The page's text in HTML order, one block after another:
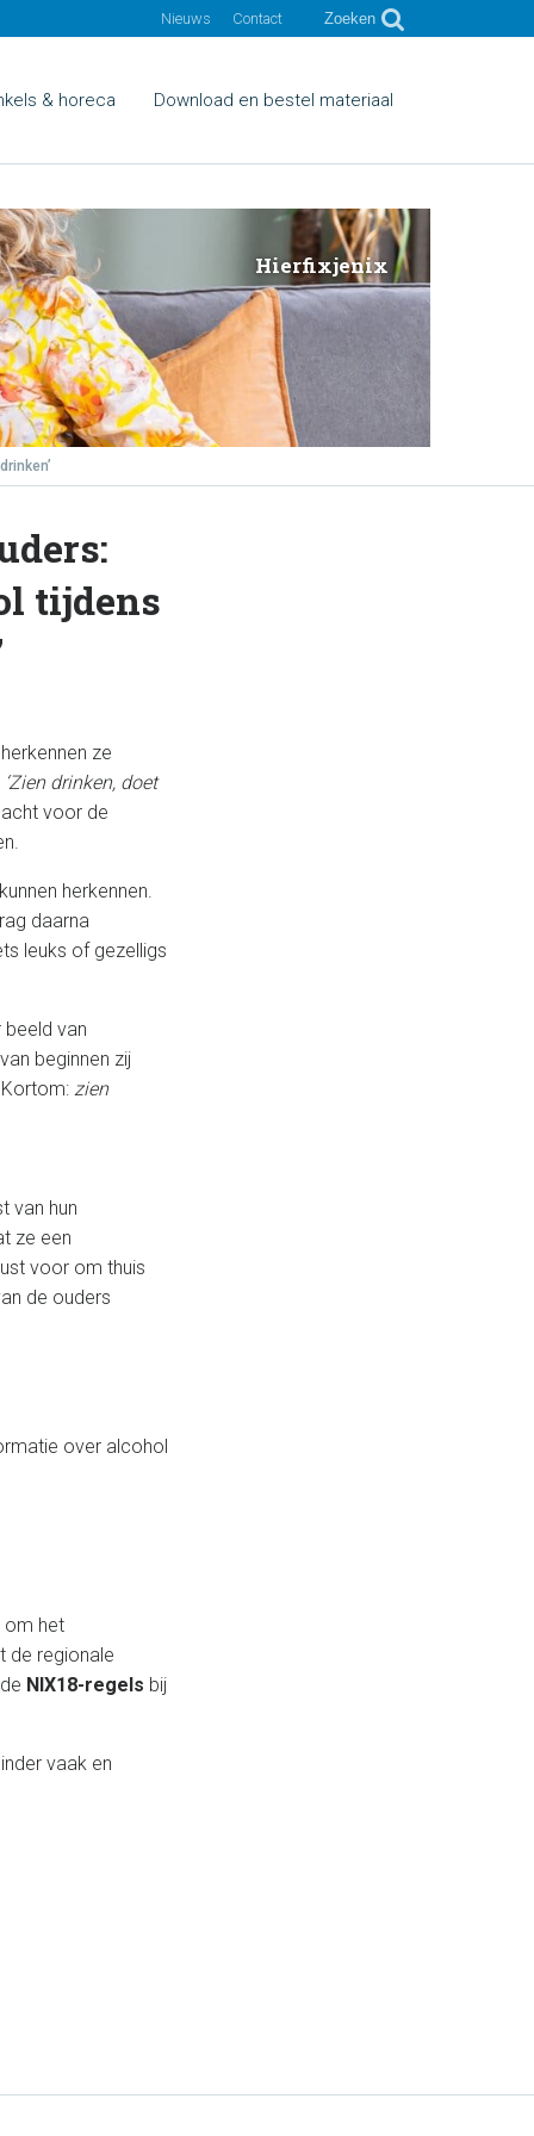
Nieuws Contact Zoeken
& horeca Download en bestel materiaal
Hierfixjenix
tijdens
ze
‘Zien drinken, doet
voor de
herkennen.
daarna
leuks of gezelligs
beeld van
beginnen zij
zien
van hun
ze een
voor om thuis
de ouders
over alcohol
om het
de regionale
NIX18-regels bij
vaak en